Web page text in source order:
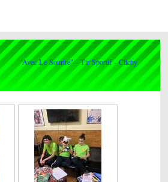
"Avec Le Sourire" - Tir Sportif - Clichy